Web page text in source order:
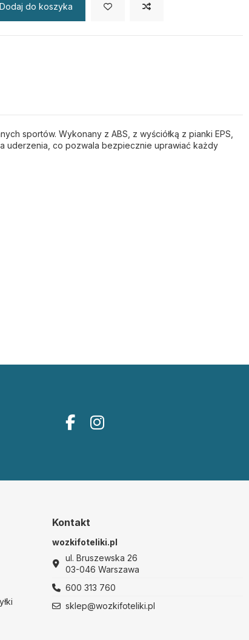
Dodaj do koszyka
sportów. Wykonany z ABS, z wyściółką z pianki EPS,
uderzenia, co pozwala bezpiecznie uprawiać każdy
Kontakt
wozkifoteliki.pl
ul. Bruszewska 26
03-046 Warszawa
600 313 760
sklep@wozkifoteliki.pl